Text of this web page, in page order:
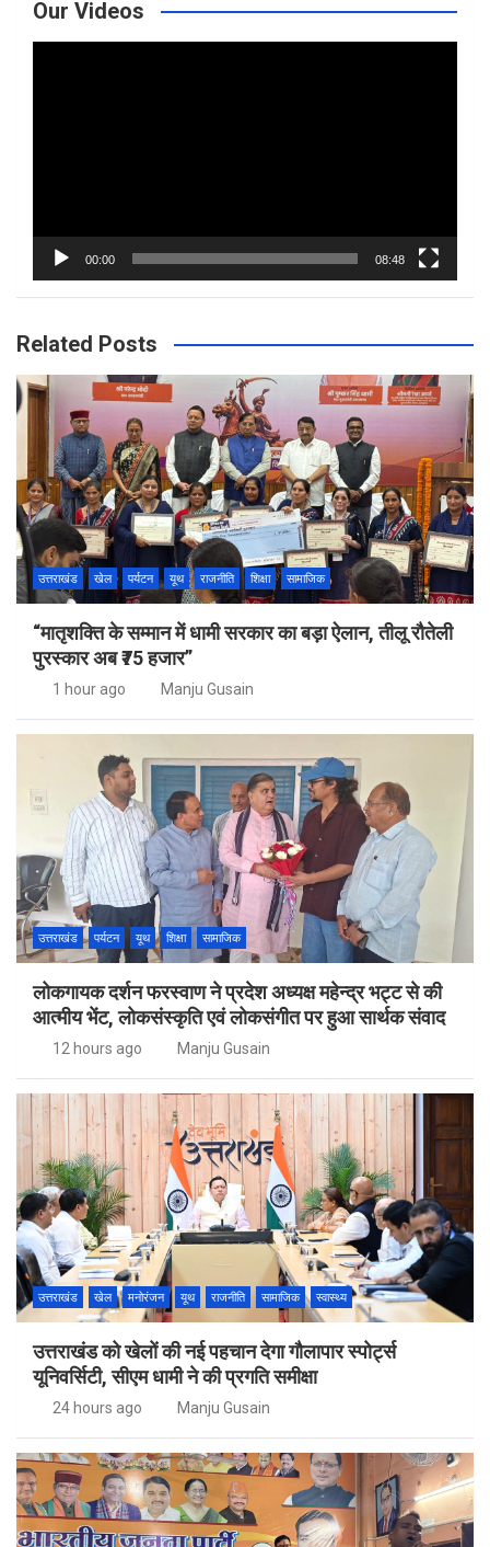
Our Videos
00:00 08:48
Related Posts
उत्तराखंड खेल पर्यटन यूथ राजनीति शिक्षा सामाजिक
“मातृशक्ति के सम्मान में धामी सरकार का बड़ा ऐलान, तीलू रौतेली
पुरस्कार अब ₹75 हजार”
1 hour ago Manju Gusain
उत्तराखंड पर्यटन यूथ शिक्षा सामाजिक
लोकगायक दर्शन फरस्वाण ने प्रदेश अध्यक्ष महेन्द्र भट्ट से की
आत्मीय भेंट, लोकसंस्कृति एवं लोकसंगीत पर हुआ सार्थक संवाद
12 hours ago Manju Gusain
उत्तराखंड खेल मनोरंजन यूथ राजनीति सामाजिक स्वास्थ्य
उत्तराखंड को खेलों की नई पहचान देगा गौलापार स्पोर्ट्स
यूनिवर्सिटी, सीएम धामी ने की प्रगति समीक्षा
24 hours ago Manju Gusain